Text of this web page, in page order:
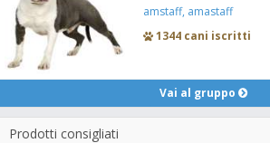
amstaff, amastaff
1344 cani iscritti
Vai al gruppo
Prodotti consigliati